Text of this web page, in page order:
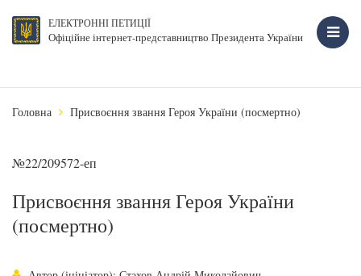
ЕЛЕКТРОННІ ПЕТИЦІЇ
Офіційне інтернет-представництво Президента України
Головна Присвоєння звання Героя України (посмертно)
№22/209572-еп
Присвоєння звання Героя України
(посмертно)